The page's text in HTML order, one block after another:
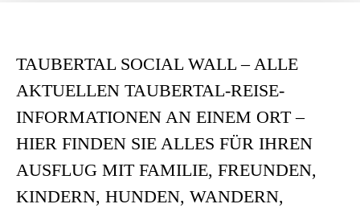
TAUBERTAL SOCIAL WALL – ALLE
AKTUELLEN TAUBERTAL-REISE-
INFORMATIONEN AN EINEM ORT –
HIER FINDEN SIE ALLES FÜR IHREN
AUSFLUG MIT FAMILIE, FREUNDEN,
KINDERN, HUNDEN, WANDERN,